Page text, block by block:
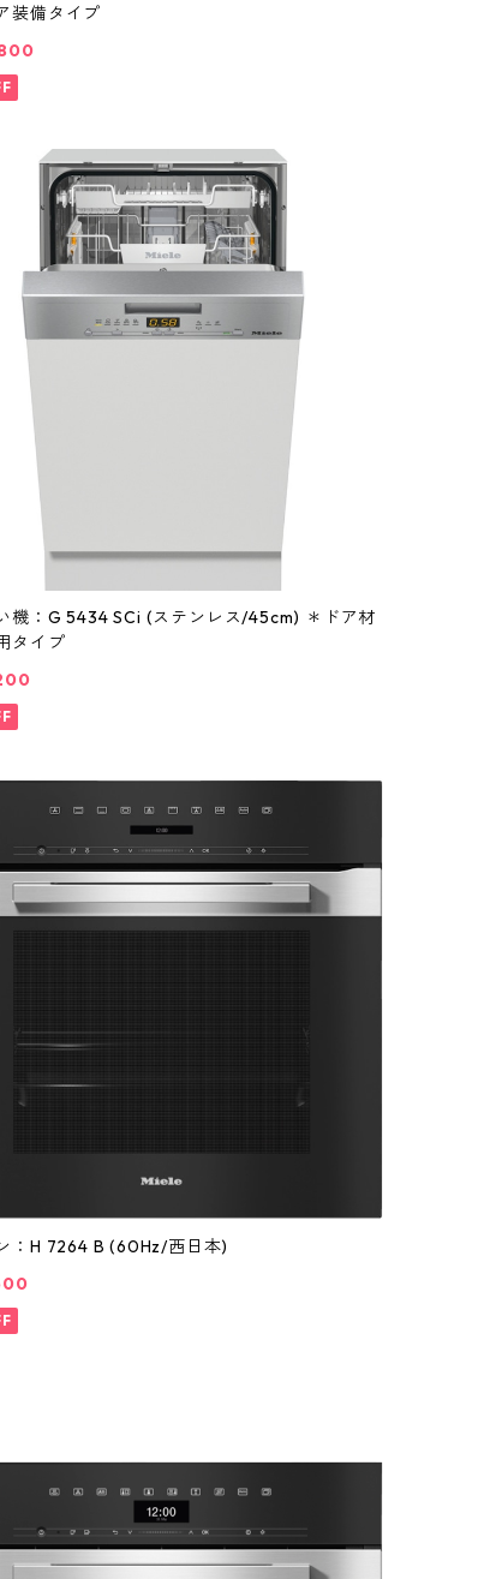
装備タイプ
機：G 5434 SCi (ステンレス/45cm) ＊ドア材
タイプ
：H 7264 B (60Hz/西日本)